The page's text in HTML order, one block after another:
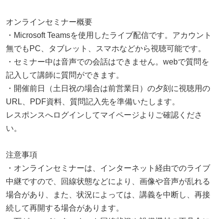
オンラインセミナー概要
・Microsoft Teamsを使用したライブ配信です。アカウント
無でもPC、タブレット、スマホなどから視聴可能です。
・セミナー中は音声での会話はできません。webで質問を
記入して講師に質問ができます。
・開催前日（土日祝の場合は前営業日）の夕刻に視聴用の
URL、PDF資料、質問記入先を準備いたします。
レスポンスへログインしてマイページよりご確認くださ
い。
注意事項
・オンラインセミナーは、インターネット経由でのライブ
中継ですので、回線状態などにより、画像や音声が乱れる
場合があり、また、状況によっては、講義を中断し、再接
続して再開する場合があります。